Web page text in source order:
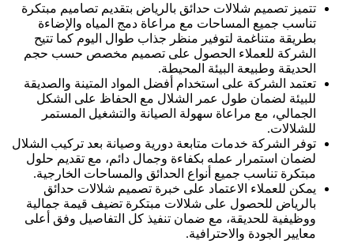
تتميز تصميم شلالات حدائق بالرياض بتقديم تصاميم مبتكرة
تناسب جميع المساحات مع مراعاة دمج المياه والإضاءة
بطريقة متناغمة لتوفير منظر جذاب طوال اليوم كما تتيح
الشركة للعملاء الحصول على تصميم مخصص حسب حجم
الحديقة وطبيعة البيئة المحيطة.
تعتمد الشركة على استخدام أفضل المواد المتينة والصديقة
للبيئة لضمان طول عمر الشلال مع الحفاظ على الشكل
الجمالي، مع مراعاة سهولة الصيانة والتشغيل المستمر
للشلالات.
توفر الشركة خدمات متابعة دورية وصيانة بعد تركيب الشلال
لضمان استمرار عمله بكفاءة وجمال دائم، مع تقديم حلول
مبتكرة تناسب جميع أنواع الحدائق والمساحات الخارجية.
يمكن للعملاء الاعتماد على خبرة تصميم شلالات حدائق
بالرياض للحصول على شلالات مبتكرة تضيف قيمة جمالية
ووظيفية للحديقة، مع ضمان تنفيذ كل التفاصيل وفق أعلى
معايير الجودة والاحترافية.